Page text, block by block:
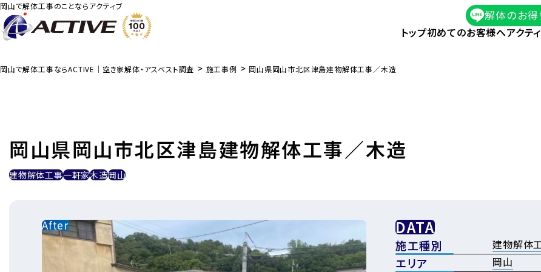
岡山で解体工事のことならアクティブ
解体のお
トップ初めてのお客様へアクテ
岡山で解体工事ならACTIVE｜空き家解体・アスベスト調査 > 施工事例 > 岡山県岡山市北区津島建物解体工事／木造
岡山県岡山市北区津島建物解体工事／木造
建物解体工事一軒家木造岡山
DATA
施工種別 建物解体
エリア
岡山